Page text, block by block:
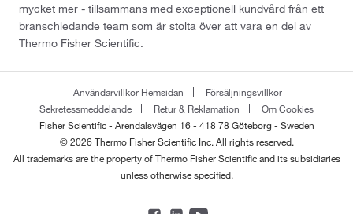
mycket mer - tillsammans med exceptionell kundvård från ett
branschledande team som är stolta över att vara en del av
Thermo Fisher Scientific.
Användarvillkor Hemsidan
Försäljningsvillkor
Sekretessmeddelande
Retur & Reklamation
Om Cookies
Fisher Scientific - Arendalsvägen 16 - 418 78 Göteborg - Sweden
© 2026 Thermo Fisher Scientific Inc. All rights reserved.
All trademarks are the property of Thermo Fisher Scientific and its subsidiaries
unless otherwise specified.